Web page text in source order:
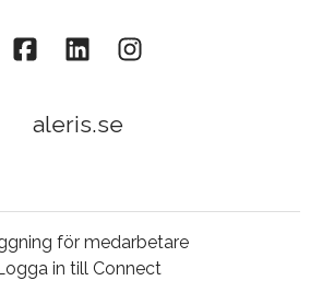
aleris.se
för medarbetare
in till Connect